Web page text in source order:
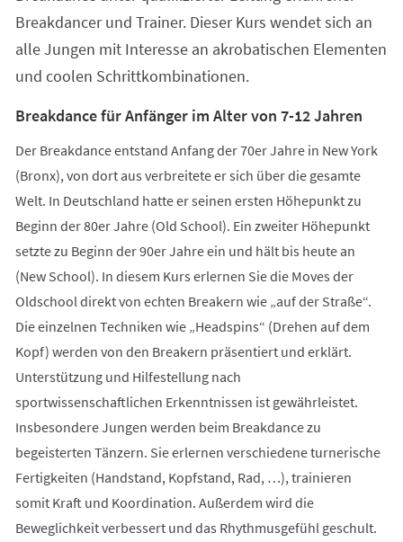
Breakdancer und Trainer. Dieser Kurs wendet sich an
alle Jungen mit Interesse an akrobatischen Elementen
und coolen Schrittkombinationen.
Breakdance für Anfänger im Alter von 7-12 Jahren
Der Breakdance entstand Anfang der 70er Jahre in New York
(Bronx), von dort aus verbreitete er sich über die gesamte
Welt. In Deutschland hatte er seinen ersten Höhepunkt zu
Beginn der 80er Jahre (Old School). Ein zweiter Höhepunkt
setzte zu Beginn der 90er Jahre ein und hält bis heute an
(New School). In diesem Kurs erlernen Sie die Moves der
Oldschool direkt von echten Breakern wie „auf der Straße“.
Die einzelnen Techniken wie „Headspins“ (Drehen auf dem
Kopf) werden von den Breakern präsentiert und erklärt.
Unterstützung und Hilfestellung nach
sportwissenschaftlichen Erkenntnissen ist gewährleistet.
Insbesondere Jungen werden beim Breakdance zu
begeisterten Tänzern. Sie erlernen verschiedene turnerische
Fertigkeiten (Handstand, Kopfstand, Rad, …), trainieren
somit Kraft und Koordination. Außerdem wird die
Beweglichkeit verbessert und das Rhythmusgefühl geschult.